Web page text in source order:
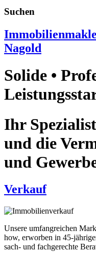
Suchen
Nagold
Solide •
Ihr
und die
und
Verkauf
Unsere umfangreichen
how, erworben in 45-
sach- und fachgerechte